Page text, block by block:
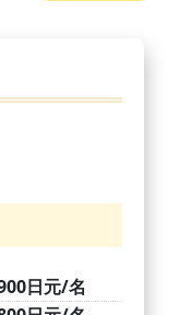
日元/名